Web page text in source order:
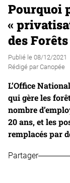
Pourquoi
«
des Forêts
L’Office
qui gère les
nombre
20 ans, et les
remplacés par
Publié le08/12/2021
Rédigé parCanopée
Partager